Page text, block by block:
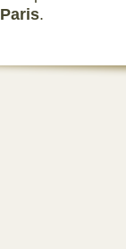
Paris.